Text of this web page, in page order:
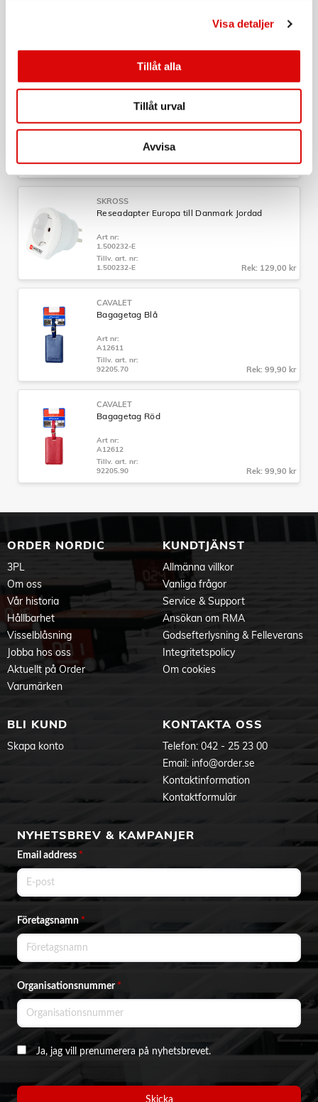
Visa detaljer
Tillåt alla
Tillåt urval
Avvisa
Reseadapter Indien/Israel/Danmark till Europa
Jordad
1.500217-E
Rek: 129,00 kr
SKROSS
Reseadapter Europa till Danmark Jordad
Art nr:
1.500232-E
Tillv. art. nr:
1.500232-E
Rek: 129,00 kr
CAVALET
Bagagetag Blå
Art nr:
A12611
Tillv. art. nr:
92205.70
Rek: 99,90 kr
CAVALET
Bagagetag Röd
Art nr:
A12612
Tillv. art. nr:
92205.90
Rek: 99,90 kr
ORDER NORDIC
3PL
Om oss
Vår historia
Hållbarhet
Visselblåsning
Jobba hos oss
Aktuellt på Order
Varumärken
KUNDTJÄNST
Allmänna villkor
Vanliga frågor
Service & Support
Ansökan om RMA
Godsefterlysning & Felleverans
Integritetspolicy
Om cookies
BLI KUND
Skapa konto
KONTAKTA OSS
Telefon: 042 - 25 23 00
Email: info@order.se
Kontaktinformation
Kontaktformulär
NYHETSBREV & KAMPANJER
Email address *
Företagsnamn*
Organisationsnummer *
Ja, jag vill prenumerera på nyhetsbrevet.
Skicka